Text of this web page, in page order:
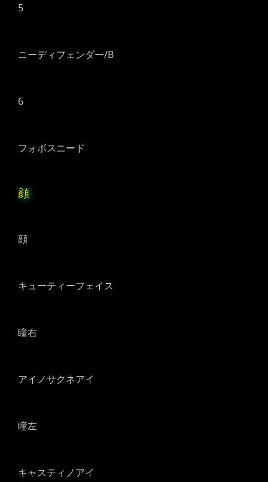
5
ニーディフェンダー/B
6
フォボスニード
顔
顔
キューティーフェイス
瞳右
アイノサクネアイ
瞳左
キャスティノアイ